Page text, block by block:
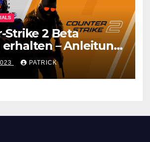
Strike 2 Beta
– Anleitung
GO Nachfolger
PATRICK